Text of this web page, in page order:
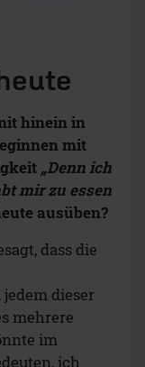
hinein in
mit
„Denn ich
mir zu essen
ausüben?
dass die
dieser
mehrere
im
ich